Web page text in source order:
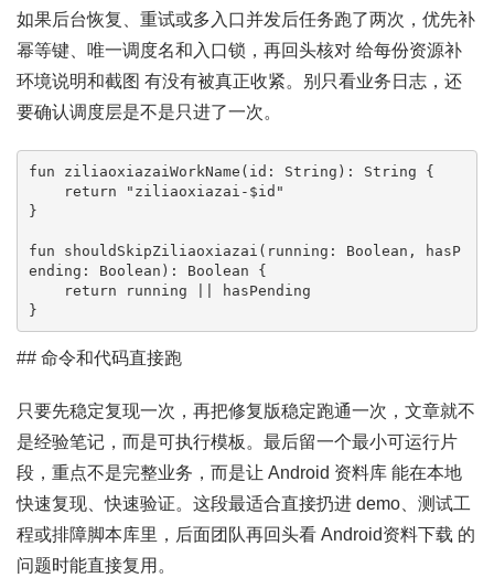
如果后台恢复、重试或多入口并发后任务跑了两次，优先补
幂等键、唯一调度名和入口锁，再回头核对 给每份资源补
环境说明和截图 有没有被真正收紧。别只看业务日志，还
要确认调度层是不是只进了一次。
fun ziliaoxiazaiWorkName(id: String): String {
}
fun shouldSkipZiliaoxiazai(running: Boolean, hasP
ending: Boolean): Boolean {
}
## 命令和代码直接跑
只要先稳定复现一次，再把修复版稳定跑通一次，文章就不
是经验笔记，而是可执行模板。最后留一个最小可运行片
段，重点不是完整业务，而是让 Android 资料库 能在本地
快速复现、快速验证。这段最适合直接扔进 demo、测试工
程或排障脚本库里，后面团队再回头看 Android资料下载 的
问题时能直接复用。